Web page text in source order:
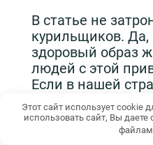
В статье не
курильщиков. Да,
здоровый образ
людей с этой
Если в нашей
аэропортах тупо
прокурены
делают
Этот сайт использует cookie
использовать сайт, Вы даете